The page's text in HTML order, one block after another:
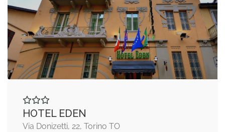
HOTEL EDEN
Via Donizetti, 22, Torino TO